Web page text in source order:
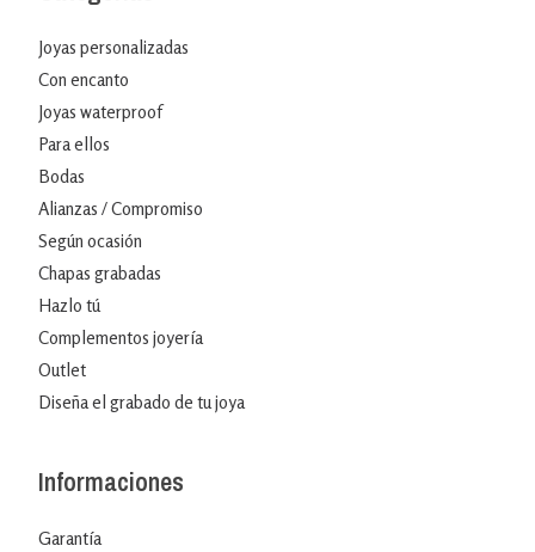
Joyas personalizadas
Con encanto
Joyas waterproof
Para ellos
Bodas
Alianzas / Compromiso
Según ocasión
Chapas grabadas
Hazlo tú
Complementos joyería
Outlet
Diseña el grabado de tu joya
Informaciones
Garantía